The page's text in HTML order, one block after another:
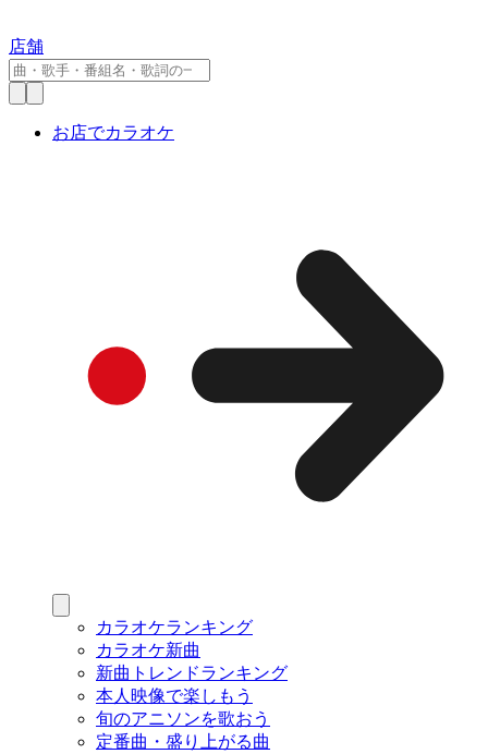
店舗
お店でカラオケ
カラオケランキング
カラオケ新曲
新曲トレンドランキング
本人映像で楽しもう
旬のアニソンを歌おう
定番曲・盛り上がる曲